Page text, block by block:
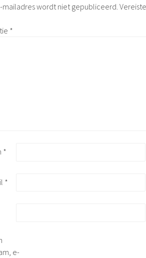
mailadres wordt niet gepubliceerd.
*
*
*
e-